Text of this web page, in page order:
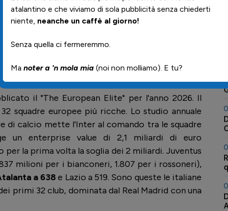
il "The European Elite" per l'anno 2026. Il
squadre europee più ricche. Lo studio annuale
di calcio mette l'Inter al comando tra le squadre
un enterprise value di 2,1 miliardi di euro
la prima volta la soglia dei 2 miliardi. Juventus
milioni per i bianconeri, 1.807 per i rossoneri),
a 638e Lazio a 519. Sono queste le italiane
primi 32 club, dominata dal Real Madrid con una
atalantino e che viviamo di sola pubblicità senza chiederti
niente, neanche un caffè al giorno!
Senza quella ci fermeremmo.
Ma noter a 'n mola mia (noi non molliamo). E tu?